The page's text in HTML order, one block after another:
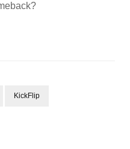
KickFlip